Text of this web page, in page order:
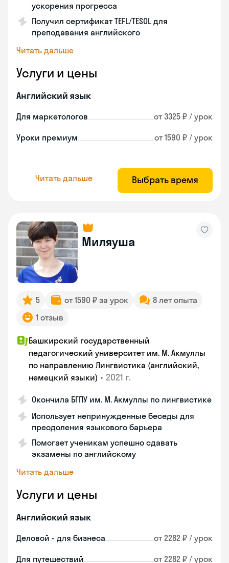
ускорения прогресса
Получил сертификат TEFL/TESOL для
преподавания английского
Читать дальше
Услуги и цены
Английский язык
Для маркетологов от 3325 ₽ / урок
Уроки премиум от 1590 ₽ / урок
Читать дальше Выбрать время
Миляуша
5 от 1590 ₽ за урок
8 лет опыта
1 отзыв
Башкирский государственный
педагогический университет им. М. Акмуллы
по направлению Лингвистика (английский,
немецкий языки) • 2021 г.
Окончила БГПУ им. М. Акмуллы по лингвистике
Использует непринужденные беседы для
преодоления языкового барьера
Помогает ученикам успешно сдавать
экзамены по английскому
Читать дальше
Услуги и цены
Английский язык
Деловой - для бизнеса от 2282 ₽ / урок
Для путешествий от 2282 ₽ / урок